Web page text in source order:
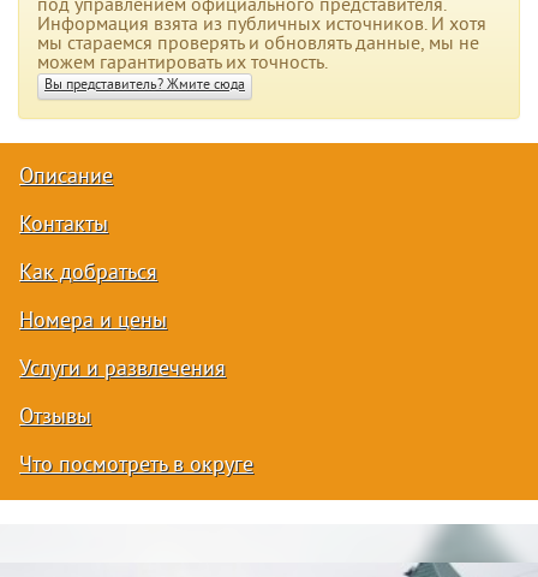
под управлением официального представителя.
Информация взята из публичных источников. И хотя
мы стараемся проверять и обновлять данные, мы не
можем гарантировать их точность.
Вы представитель? Жмите сюда
Описание
Контакты
Как добраться
Номера и цены
Услуги и развлечения
Отзывы
Что посмотреть в округе